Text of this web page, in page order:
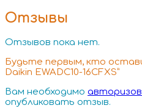
Отзывы
Отзывов пока нет.
Будьте первым, кто
Daikin EWADC10-16CFXS”
Вам необходимо
опубликовать отзыв.